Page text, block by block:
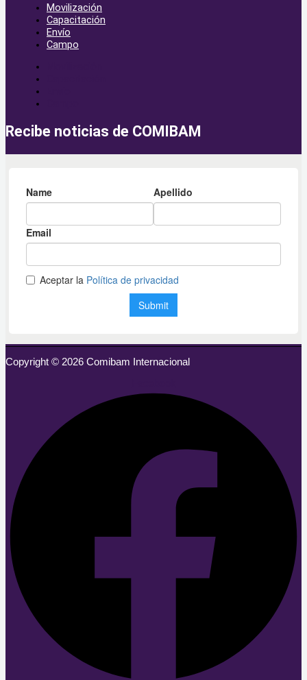
Movilización
Capacitación
Envío
Campo
Recibe noticias de COMIBAM
Copyright © 2026 Comibam Internacional